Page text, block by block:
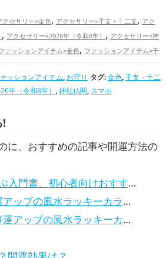
クセサリー×金色, アクセサリー×干支・十二支, アク
, アクセサリー×2026年（令和8年） , アクセサリー×神
ァッションアイテム×金色, ファッションアイテム×干
ム×馬・午年（うまどし）,ファッションアイテム
ンアイテム×神社仏閣,ファッションアイテム×スマ
十二支,お守り×馬・午年（うまどし）
し）の開運グッズ
アップ
ッションアイテム, お守り タグ:金色,干支・十二
年（令和8年） ,神社仏閣, スマホ
!
に、おすすめの記事や開運方法の
門書、初心者向けおすすめ本
風水ラッキーカラー5選、効果解説
の風水ラッキーカラー5選、効果解説